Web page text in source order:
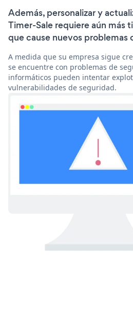
Además, personalizar y
Timer-Sale requiere aún más
que cause nuevos problemas
A medida que su empresa sigue
se encuentre con problemas de
informáticos pueden intentar
vulnerabilidades de seguridad.